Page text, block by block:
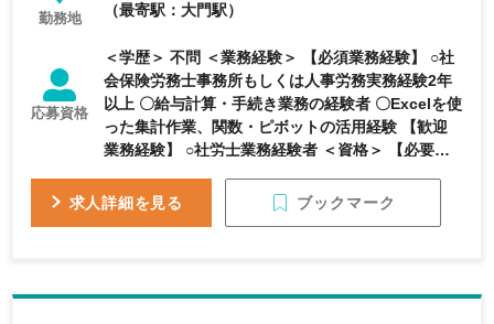
勤務地
（最寄駅：大門駅）
応募資格
＜学歴＞ 不問 ＜業務経験＞ 【必須業務経験】 ○社
会保険労務士事務所もしくは人事労務実務経験2年
以上 〇給与計算・手続き業務の経験者 〇Excelを使
った集計作業、関数・ピボットの活用経験 【歓迎
業務経験】 ○社労士業務経験者 ＜資格＞ 【必要資
る人物像】 楽しく仕事ができる方、したい方 当事
求人詳細を見る ブックマーク